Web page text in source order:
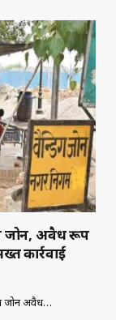
जोन, अवैध रूप
कार्रवाई
जोन अवैध…